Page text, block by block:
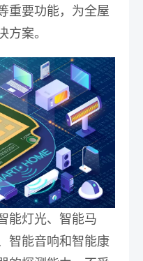
重要功能，为全屋
方案。
能灯光、智能马
智能音响和智能康